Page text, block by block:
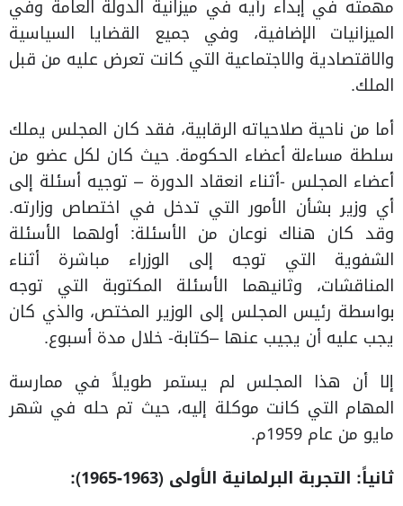
مهمته في إبداء رأيه في ميزانية الدولة العامة وفي
الميزانيات الإضافية، وفي جميع القضايا السياسية
والاقتصادية والاجتماعية التي كانت تعرض عليه من قبل
الملك.
أما من ناحية صلاحياته الرقابية، فقد كان المجلس يملك
سلطة مساءلة أعضاء الحكومة. حيث كان لكل عضو من
أعضاء المجلس -أثناء انعقاد الدورة – توجيه أسئلة إلى
أي وزير بشأن الأمور التي تدخل في اختصاص وزارته.
وقد كان هناك نوعان من الأسئلة: أولهما الأسئلة
الشفوية التي توجه إلى الوزراء مباشرة أثناء
المناقشات، وثانيهما الأسئلة المكتوبة التي توجه
بواسطة رئيس المجلس إلى الوزير المختص، والذي كان
يجب عليه أن يجيب عنها –كتابة- خلال مدة أسبوع.
إلا أن هذا المجلس لم يستمر طويلاً في ممارسة
المهام التي كانت موكلة إليه، حيث تم حله في شهر
مايو من عام 1959م.
ثانياً: التجربة البرلمانية الأولى (1963-1965):